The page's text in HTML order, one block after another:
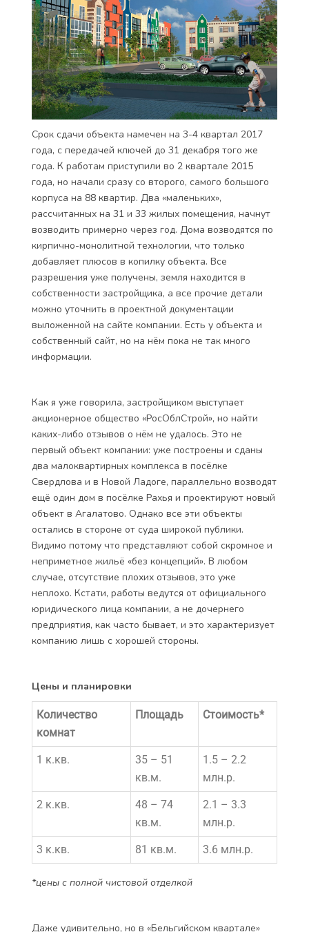
Срок сдачи объекта намечен на 3-4 квартал 2017
года, с передачей ключей до 31 декабря того же
года. К работам приступили во 2 квартале 2015
года, но начали сразу со второго, самого большого
корпуса на 88 квартир. Два «маленьких»,
рассчитанных на 31 и 33 жилых помещения, начнут
возводить примерно через год. Дома возводятся по
кирпично-монолитной технологии, что только
добавляет плюсов в копилку объекта. Все
разрешения уже получены, земля находится в
собственности застройщика, а все прочие детали
можно уточнить в проектной документации
выложенной на сайте компании. Есть у объекта и
собственный сайт, но на нём пока не так много
информации.
Как я уже говорила, застройщиком выступает
акционерное общество «РосОблСтрой», но найти
каких-либо отзывов о нём не удалось. Это не
первый объект компании: уже построены и сданы
два малоквартирных комплекса в посёлке
Свердлова и в Новой Ладоге, параллельно возводят
ещё один дом в посёлке Рахья и проектируют новый
объект в Агалатово. Однако все эти объекты
остались в стороне от суда широкой публики.
Видимо потому что представляют собой скромное и
неприметное жильё «без концепций». В любом
случае, отсутствие плохих отзывов, это уже
неплохо. Кстати, работы ведутся от официального
юридического лица компании, а не дочернего
предприятия, как часто бывает, и это характеризует
компанию лишь с хорошей стороны.
Цены и планировки
Количество
комнат
Площадь Стоимость*
1 к.кв.
35 – 51
кв.м.
1.5 – 2.2
млн.р.
2 к.кв.
48 – 74
кв.м.
2.1 – 3.3
млн.р.
3 к.кв. 81 кв.м. 3.6 млн.р.
*цены с полной чистовой отделкой
Даже удивительно, но в «Бельгийском квартале»